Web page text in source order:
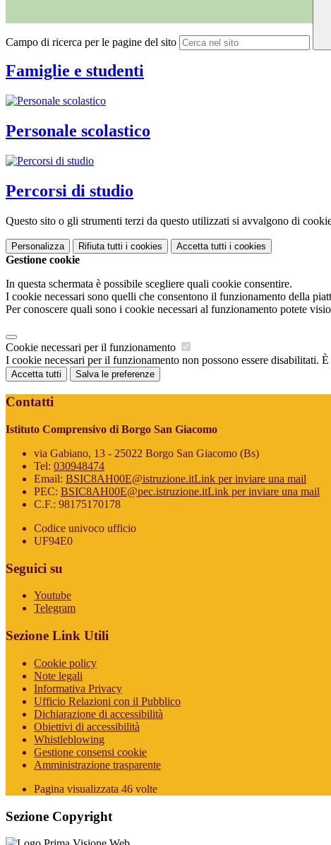
Campo di ricerca per le pagine del sito
Famiglie e studenti
Personale scolastico
Percorsi di studio
Questo sito o gli strumenti terzi da questo utilizzati si avvalgono di
Personalizza Rifiuta tutti i cookies Accetta tutti i cookies
Gestione cookie
In questa schermata è possibile scegliere quali cookie consentire.
I cookie necessari sono quelli che consentono il funzionamento della
Per conoscere quali sono i cookie necessari al funzionamento potete
Cookie necessari per il funzionamento
I cookie necessari per il funzionamento non possono essere disabilitati.
Accetta tutti Salva le preferenze
Contatti
Istituto Comprensivo di Borgo San Giacomo
via Gabiano, 13 - 25022 Borgo San Giacomo (Bs)
Tel: 030948474
Email: BSIC8AH00E@istruzione.itLink per inviare una mail
PEC: BSIC8AH00E@pec.istruzione.itLink per inviare una mail
C.F.: 98175170178
Codice univoco ufficio
UF94E0
Seguici su
Youtube
Telegram
Sezione Link Utili
Cookie policy
Note legali
Informativa Privacy
Ufficio Relazioni con il Pubblico
Dichiarazione di accessibilità
Obiettivi di accessibilità
Whistleblowing
Gestione consensi cookie
Amministrazione trasparente
Pagina visualizzata 46 volte
Sezione Copyright